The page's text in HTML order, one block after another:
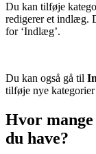
Du kan tilføje
redigerer et indlæg.
for ‘Indlæg’.
Du kan også gå til
tilføje nye kategorier
Hvor
du have?